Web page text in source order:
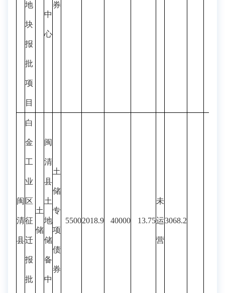
地
块
报
批
项
目
中
心
券
闽
清
县
白
金
工
业
区
征
迁
报
批
土
储
闽
清
县
土
地
储
备
中
土
储
专
项
债
券
55002018.9 40000 13.75
未
运
营
3068.2